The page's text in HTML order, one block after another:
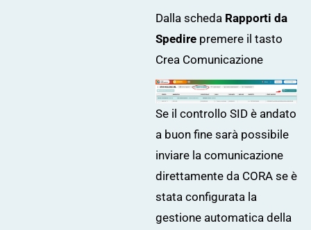
Dalla scheda Rapporti da
Spedire premere il tasto
Crea Comunicazione
Se il controllo SID è andato
a buon fine sarà possibile
inviare la comunicazione
direttamente da CORA se è
stata configurata la
gestione automatica della